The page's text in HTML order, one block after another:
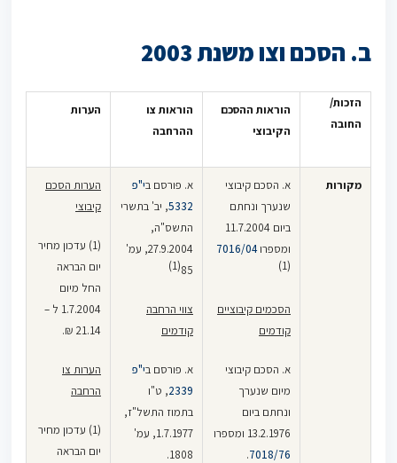
בישראל.
סכום השתתפות
בהוצאות הנסיעה
הואיל: והצדדים
13.2.76הסכם
קיבוצי כללי
של העובדים
ההוראות
המורחבות
ב. הסכם וצו משנת 2003
הזכות/
החובה
הוראות ההסכם
הקיבוצי
הוראות צו
ההרחבה
הערות
מקורות
א. הסכם קיבוצי
שנערך ונחתם
ביום 11.7.2004
ומספרו7016/04
(1)
הסכמים קיבוציים
קודמים
א. הסכם קיבוצי
מיום שנערך
ונחתם ביום
13.2.1976 ומספרו
7018/76
.
א. פורסם בי"פ
5332, יב' בתשרי
התשס"ה,
27.9.2004, עמ'
85
(1)
צווי הרחבה
קודמים
א. פורסם בי"פ
2339, ט"ו
בתמוז התשל"ז,
1.7.1977, עמ'
1808.
הערות הסכם
קיבוצי
(1) עדכון מחיר
יום הבראה
החל מיום
1.7.2004 ל –
21.14 ₪.
הערות צו
הרחבה
(1) עדכון מחיר
יום הבראה